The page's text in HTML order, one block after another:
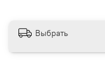
Выбрать